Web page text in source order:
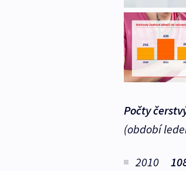
Počty
(období
2010